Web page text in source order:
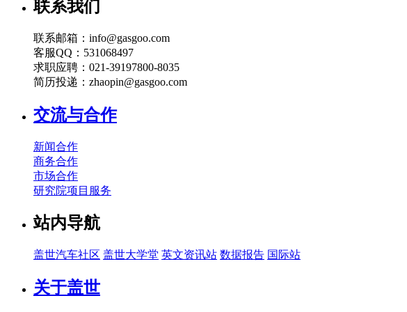
联系我们
联系邮箱：info@gasgoo.com
客服QQ：531068497
求职应聘：021-39197800-8035
简历投递：zhaopin@gasgoo.com
交流与合作
新闻合作
商务合作
市场合作
研究院项目服务
站内导航
盖世汽车社区 盖世大学堂 英文资讯站 数据报告 国际站
关于盖世